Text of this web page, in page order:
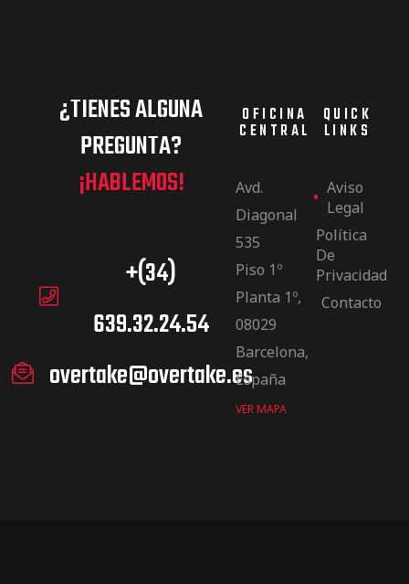
¿TIENES ALGUNA
PREGUNTA?
¡HABLEMOS!
+(34)
639.32.24.54
overtake@overtake.es
OFICINA
CENTRAL
Avd.
Diagonal
535
Piso 1º
Planta 1º,
08029
Barcelona,
España
VER MAPA
QUICK
LINKS
Aviso
Legal
Política
De
Privacidad
Contacto